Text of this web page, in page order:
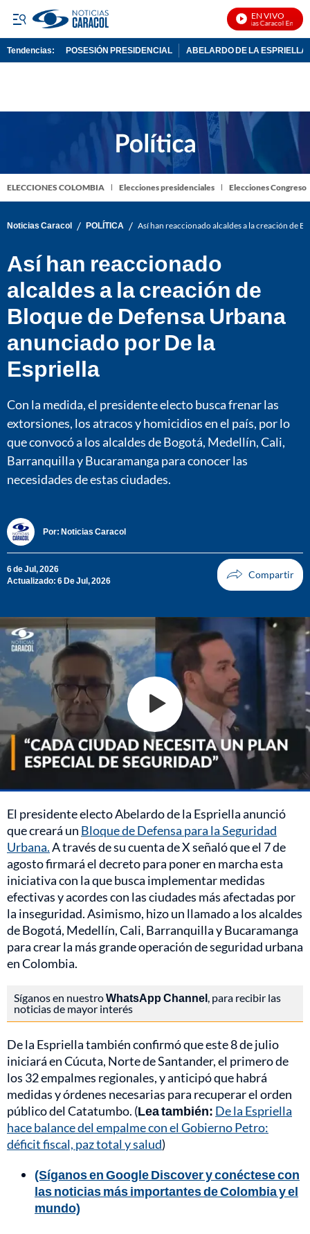
EN VIVO
Noticias Caracol En Vivo
Tendencias: POSESIÓN PRESIDENCIAL ABELARDO DE LA ESPRIELLA
ELECCIONES COLOMBIA Elecciones presidenciales Elecciones Congreso
Noticias Caracol / POLÍTICA / Así han reaccionado alcaldes a la creación de
Así han reaccionado
alcaldes a la creación de
Bloque de Defensa Urbana
anunciado por De la
Espriella
Con la medida, el presidente electo busca frenar las
extorsiones, los atracos y homicidios en el país, por lo
que convocó a los alcaldes de Bogotá, Medellín, Cali,
Barranquilla y Bucaramanga para conocer las
necesidades de estas ciudades.
Por: Noticias Caracol
6 de Jul, 2026
Actualizado: 6 De Jul, 2026
El presidente electo Abelardo de la Espriella anunció
que creará un Bloque de Defensa para la Seguridad
Urbana.A través de su cuenta de X señaló que el 7 de
agosto firmará el decreto para poner en marcha esta
iniciativa con la que busca implementar medidas
efectivas y acordes con las ciudades más afectadas por
la inseguridad. Asimismo, hizo un llamado a los alcaldes
de Bogotá, Medellín, Cali, Barranquilla y Bucaramanga
para crear la más grande operación de seguridad urbana
en Colombia.
Síganos en nuestroWhatsApp Channel , para recibir las
noticias de mayor interés
De la Espriella también confirmó que este 8 de julio
iniciará en Cúcuta, Norte de Santander, el primero de
los 32 empalmes regionales, y anticipó que habrá
medidas y órdenes necesarias para recuperar el orden
público del Catatumbo. (Lea también: De la Espriella
hace balance del empalme con el Gobierno Petro:
déficit fiscal, paz total y salud)
(Síganos en Google Discover y conéctese con
las noticias más importantes de Colombia y el
mundo)